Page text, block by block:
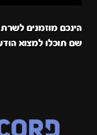
הינכם מוזמנים
שם תוכלו למצוא